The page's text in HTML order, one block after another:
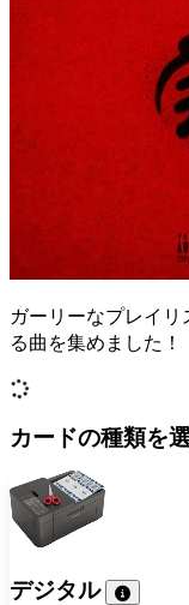
ガーリーなプレイ
る曲を集めました！
カードの種類を
デジタル